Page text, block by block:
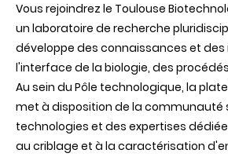
Vous rejoindrez le Toulouse
un laboratoire de recherche
développe des connaissances et des
l'interface de la biologie, des
Au sein du Pôle technologique, la
met à disposition de la communauté
technologies et des expertises
au criblage et à la caractérisation